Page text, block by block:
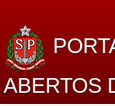
ABERTOS